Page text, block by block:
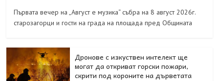
Първата вечер на „Август е музика“ събра на 8 август 2026г.
старозагорци и гости на града на площада пред Общината
Дронове с изкуствен интелект ще
могат да откриват горски пожари,
скрити под короните на дърветата